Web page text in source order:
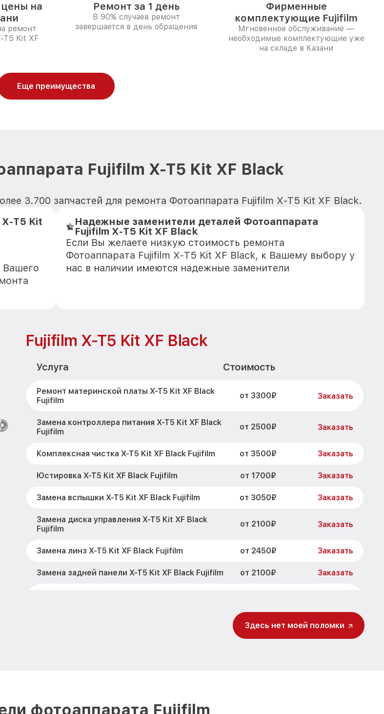
на
ремонт
T5 Kit XF
Ремонт за 1 день
В 90% случаев ремонт
завершается в день обращения
Фирменные
комплектующие Fujifilm
Мгновенное обслуживание —
необходимые комплектующие уже
на складе в Казани
Еще преимущества
Fujifilm X-T5 Kit XF Black
3.700 запчастей для ремонта Фотоаппарата Fujifilm X-T5 Kit XF Black.
T5 Kit
Вашего
Надежные заменители деталей Фотоаппарата
Fujifilm X-T5 Kit XF Black
Если Вы желаете низкую стоимость ремонта
Фотоаппарата Fujifilm X-T5 Kit XF Black, к Вашему выбору у
нас в наличии имеются надежные заменители
Fujifilm X-T5 Kit XF Black
Услуга Стоимость
Ремонт материнской платы X-T5 Kit XF Black
Fujifilm
от 3300₽ Заказать
Замена контроллера питания X-T5 Kit XF Black
Fujifilm
от 2500₽ Заказать
Комплексная чистка X-T5 Kit XF Black Fujifilm от 3500₽ Заказать
Юстировка X-T5 Kit XF Black Fujifilm от 1700₽ Заказать
Замена вспышки X-T5 Kit XF Black Fujifilm от 3050₽ Заказать
Замена диска управления X-T5 Kit XF Black
Fujifilm
от 2100₽ Заказать
Замена линз X-T5 Kit XF Black Fujifilm от 2450₽ Заказать
Замена задней панели X-T5 Kit XF Black Fujifilm от 2100₽ Заказать
от 2850₽ Заказать
Здесь нет моей поломки
фотоаппарата Fujifilm